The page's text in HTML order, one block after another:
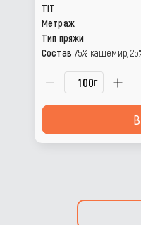
TIT
Метраж
Тип пряжи
Состав 75% кашемир,
г